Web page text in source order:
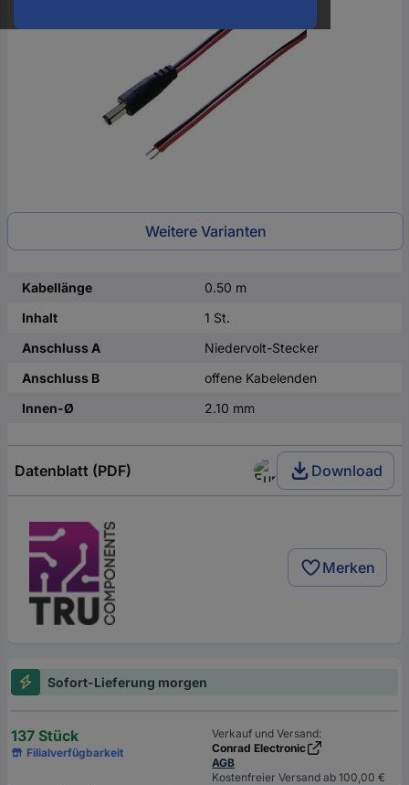
Weitere Varianten
Kabellänge
0.50 m
Inhalt
1 St.
Anschluss A
Niedervolt-Stecker
Anschluss B
offene Kabelenden
Innen-Ø
2.10 mm
Datenblatt (PDF) Download
Merken
Sofort-Lieferung morgen
137 Stück
Filialverfügbarkeit
Verkauf und Versand:
Conrad Electronic
AGB
Kostenfreier Versand ab 100,00 €